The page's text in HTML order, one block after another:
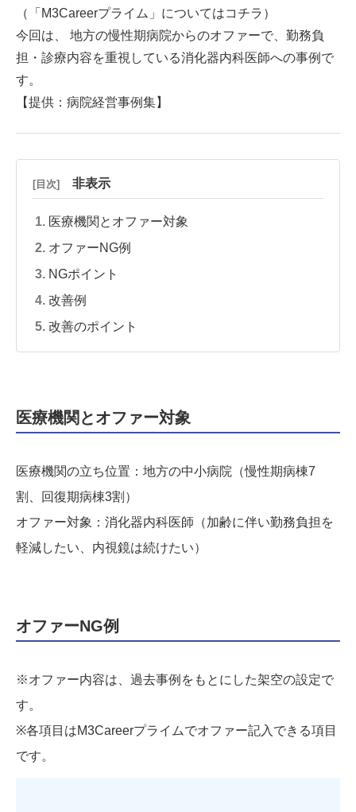
（「M3Careerプライム」についてはコチラ ）
今回は、 地方の慢性期病院からのオファーで、勤務負
担・診療内容を重視している消化器内科医師への事例で
す。
【提供： 病院経営事例集】
[目次] 非表示
医療機関とオファー対象
オファーNG例
NGポイント
改善例
改善のポイント
医療機関とオファー対象
医療機関の立ち位置：地方の中小病院（慢性期病棟7
割、回復期病棟3割）
オファー対象：消化器内科医師（加齢に伴い勤務負担を
軽減したい、内視鏡は続けたい）
オファーNG例
※オファー内容は、過去事例をもとにした架空の設定で
す。
※各項目はM3Careerプライムでオファー記入できる項目
です。